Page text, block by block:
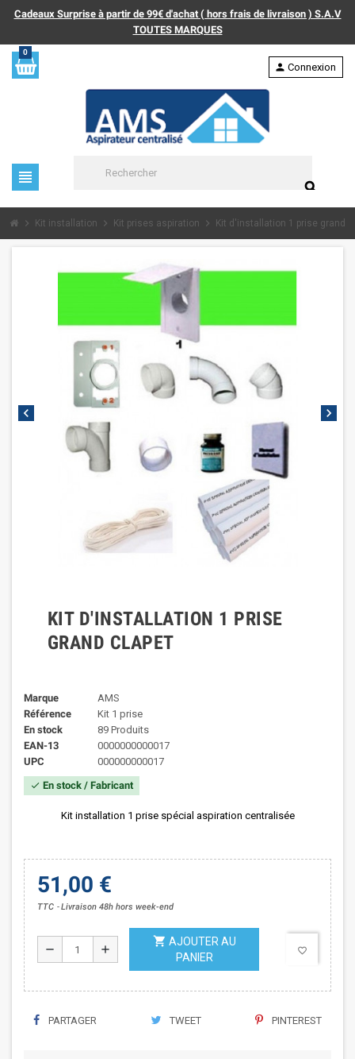
Cadeaux Surprise à partir de 99€ d'achat ( hors frais de livraison ) S.A.V
TOUTES MARQUES
0
view_headline
search
person Connexion
chevron_right Kit installation chevron_right Kit prises aspiration chevron_right Kit d'installation 1 prise grand
chevron_left chevron_right
KIT D'INSTALLATION 1 PRISE
GRAND CLAPET
Marque
AMS
Référence
Kit 1 prise
En stock
89 Produits
EAN-13
0000000000017
UPC
000000000017
check En stock / Fabricant
Kit installation 1 prise spécial aspiration centralisée
51,00 €
TTC Livraison 48h hors week-end
remove add
shopping_cart AJOUTER AU
PANIER
favorite_border
PARTAGER TWEET PINTEREST